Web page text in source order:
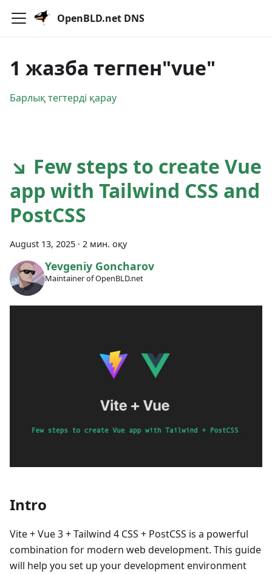
OpenBLD.net DNS
1 жазба тегпен"vue"
Барлық тегтерді қарау
↘ Few steps to create Vue
app with Tailwind CSS and
PostCSS
August 13, 2025 · 2 мин. оқу
Yevgeniy Goncharov
Maintainer of OpenBLD.net
Intro
Vite + Vue 3 + Tailwind 4 CSS + PostCSS is a powerful
combination for modern web development. This guide
will help you set up your development environment